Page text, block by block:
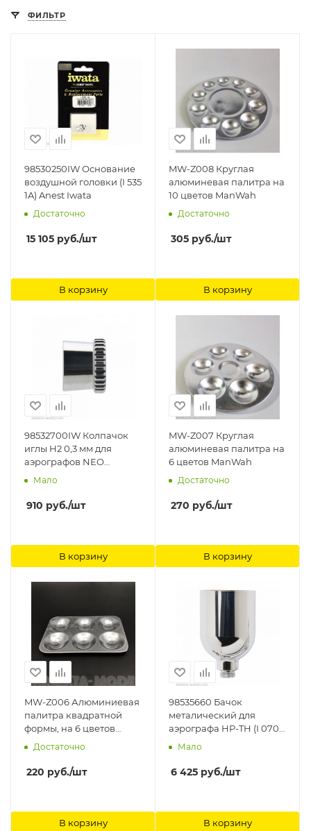
ФИЛЬТР
98530250IW Основание
воздушной головки (I 535
1A) Anest Iwata
Достаточно
15 105 руб./шт
В корзину
MW-Z008 Круглая
алюминевая палитра на
10 цветов ManWah
Достаточно
305 руб./шт
В корзину
98532700IW Колпачок
иглы H2 0,3 мм для
аэрографов NEO
CN/BCN (N 110 1) Anest
Мало
910 руб./шт
В корзину
MW-Z007 Круглая
алюминевая палитра на
6 цветов ManWah
Достаточно
270 руб./шт
В корзину
MW-Z006 Алюминиевая
палитра квадратной
формы, на 6 цветов
ManWah
Достаточно
220 руб./шт
В корзину
98535660 Бачок
металический для
аэрографа HP-TH (I 070
8) Anest Iwata
Мало
6 425 руб./шт
В корзину